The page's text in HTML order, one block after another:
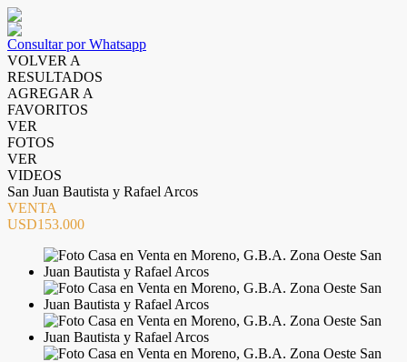
Consultar por Whatsapp
VOLVER A
RESULTADOS
AGREGAR A
FAVORITOS
VER
FOTOS
VER
VIDEOS
San Juan Bautista y Rafael Arcos
VENTA
USD153.000